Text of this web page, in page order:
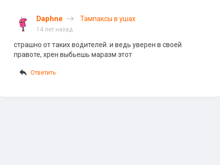
Daphne Тампаксы в ушах
14 лет назад
страшно от таких водителей. и ведь уверен в своей
правоте, хрен выбьешь маразм этот
Ответить